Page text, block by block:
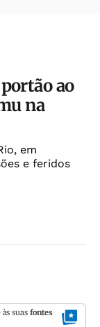
ao
na
em
e feridos
suas fontes